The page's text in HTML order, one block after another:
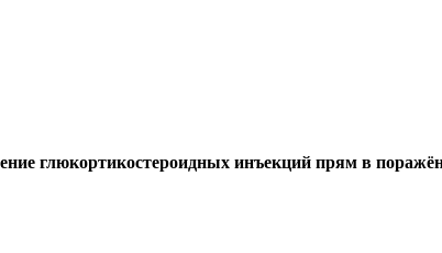
глюкортикостероидных инъекций прям в